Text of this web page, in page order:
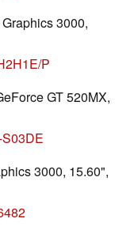
3000,
P
GT 520MX,
3000, 15.60",